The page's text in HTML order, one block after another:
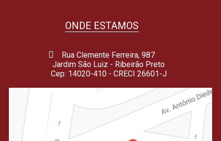
ONDE ESTAMOS
Rua Clemente Ferreira, 987
Jardim São Luiz - Ribeirão Preto
Cep: 14020-410 - CRECI 26601-J